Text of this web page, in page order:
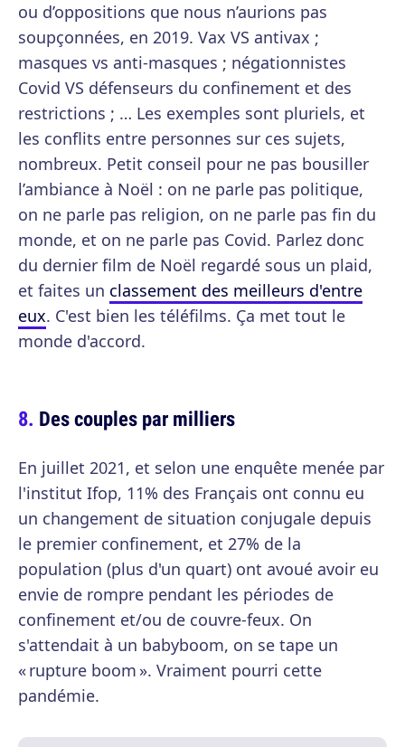
ou d’oppositions que nous n’aurions pas
soupçonnées, en 2019. Vax VS antivax ;
masques vs anti-masques ; négationnistes
Covid VS défenseurs du confinement et des
restrictions ; … Les exemples sont pluriels, et
les conflits entre personnes sur ces sujets,
nombreux. Petit conseil pour ne pas bousiller
l’ambiance à Noël : on ne parle pas politique,
on ne parle pas religion, on ne parle pas fin du
monde, et on ne parle pas Covid. Parlez donc
du dernier film de Noël regardé sous un plaid,
et faites un classement des meilleurs d'entre
eux. C'est bien les téléfilms. Ça met tout le
monde d'accord.
Des couples par milliers
En juillet 2021, et selon une enquête menée par
l'institut Ifop, 11% des Français ont connu eu
un changement de situation conjugale depuis
le premier confinement, et 27% de la
population (plus d'un quart) ont avoué avoir eu
envie de rompre pendant les périodes de
confinement et/ou de couvre-feux. On
s'attendait à un babyboom, on se tape un
« rupture boom ». Vraiment pourri cette
pandémie.